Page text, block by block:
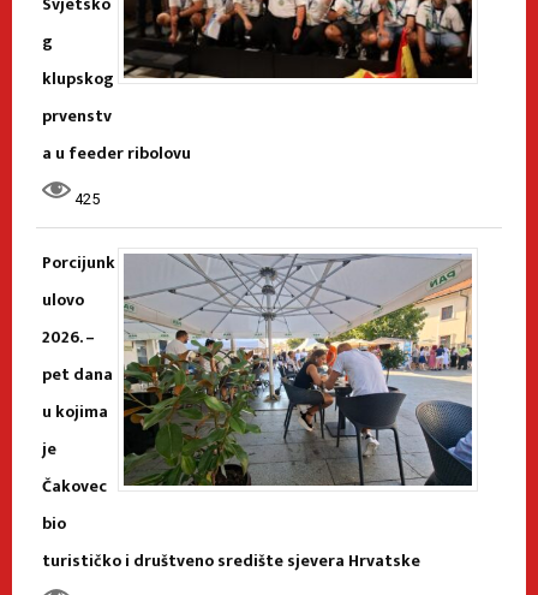
g
klupskog
prvenstv
a u feeder ribolovu
425
Porcijunk
ulovo
2026. –
pet dana
u kojima
je
Čakovec
bio
turističko i društveno središte sjevera Hrvatske